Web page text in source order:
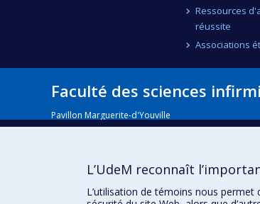
Ressources
réussite
Associations
Faculté des sciences
Pavillon Marguerite-d'Youville
2375, chemin de la Côte-Sainte-Catherine
Lien Google Maps
Nous joindre
L’UdeM reconnaît
L’utilisation de témoins nous